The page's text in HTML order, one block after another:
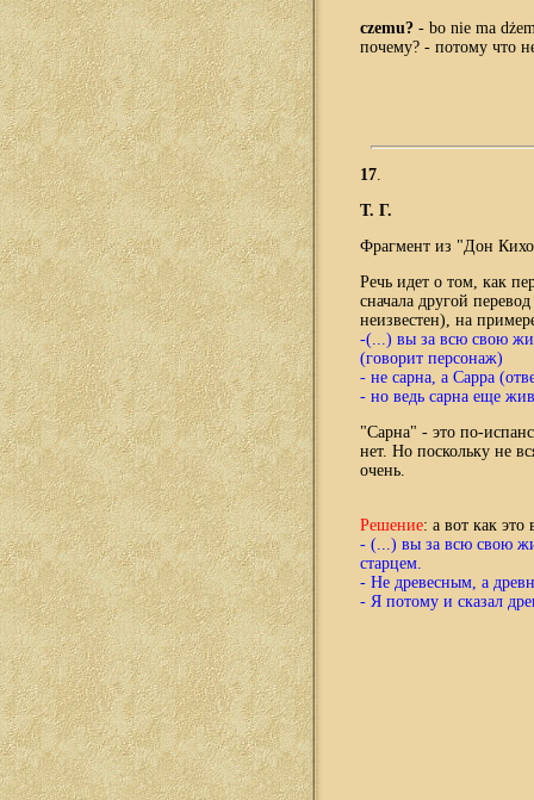
czemu? - bo nie ma dż
почему? - потому что
17.
Т. Г.
Фрагмент из "Дон
Речь идет о том, как
сначала другой
неизвестен), на
-(...) вы за всю свою
(говорит персонаж)
- не сарна, а Сарра
- но ведь сарна еще
"Сарна" - это по-
нет. Но поскольку не
очень.
Решение: а вот как
- (...) вы за всю свою
старцем.
- Не древесным, а
- Я потому и сказал